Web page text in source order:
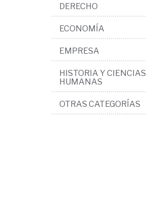
DERECHO
ECONOMÍA
EMPRESA
HISTORIA Y CIENCIAS
HUMANAS
OTRAS CATEGORÍAS